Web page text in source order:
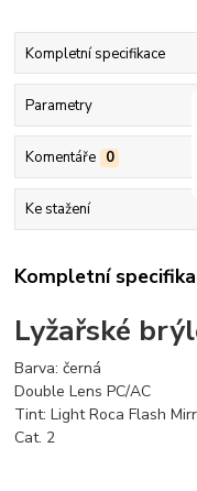
Kompletní specifikace
Parametry
Komentáře 0
Ke stažení
Kompletní
Lyžařské
Barva: černá
Double Lens PC/AC
Tint: Light Roca Flash
Cat. 2